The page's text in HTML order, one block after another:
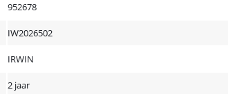
952678
IW2026502
IRWIN
2 jaar